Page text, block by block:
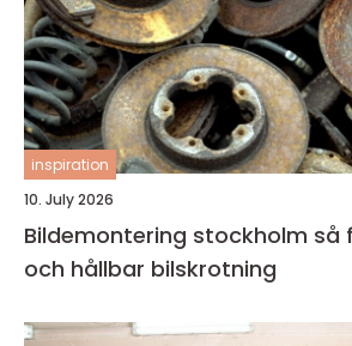
inspiration
10. July 2026
Bildemontering stockholm så fungerar trygg
och hållbar bilskrotning